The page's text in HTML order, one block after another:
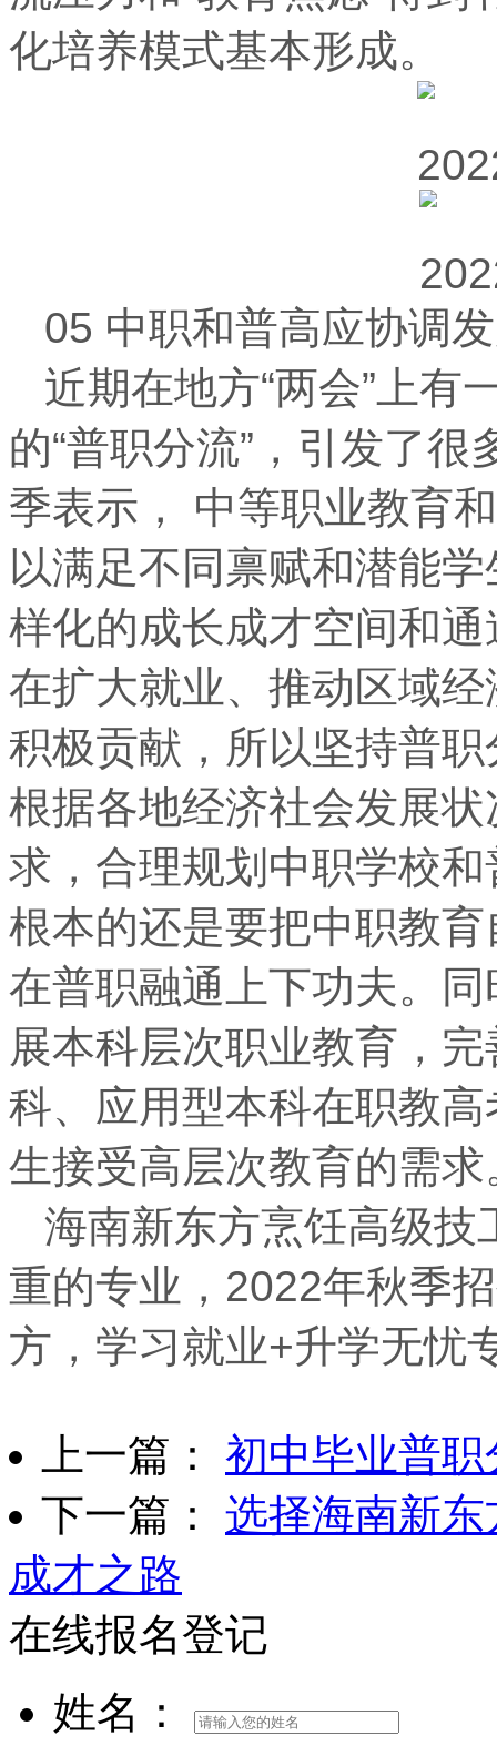
化培养模式基本形成。
05 中职和普高应协调
近期在地方“两会”上有
的“普职分流”，引发了
季表示， 中等职业教育
以满足不同禀赋和潜能
样化的成长成才空间和
在扩大就业、推动区域
积极贡献，所以坚持普
根据各地经济社会发展
求，合理规划中职学校
根本的还是要把中职教
在普职融通上下功夫。
展本科层次职业教育，
科、应用型本科在职教
生接受高层次教育的需求
海南新东方烹饪高级技
重的专业，2022年秋季
方，学习就业+升学无忧
上一篇： 初中毕业普
下一篇： 选择海南新
成才之路
在线报名登记
姓名：